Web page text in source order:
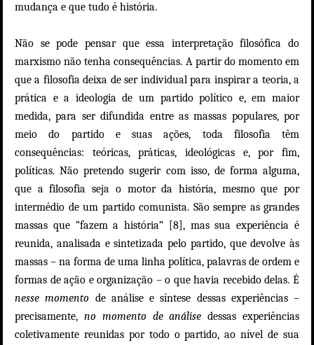
mudança e que tudo é história.
Não se pode pensar que essa interpretação filosófica do
marxismo não tenha consequências. A partir do momento em
que a filosofia deixa de ser individual para inspirar a teoria, a
prática e a ideologia de um partido político e, em maior
medida, para ser difundida entre as massas populares, por
meio do partido e suas ações, toda filosofia têm
consequências: teóricas, práticas, ideológicas e, por fim,
políticas. Não pretendo sugerir com isso, de forma alguma,
que a filosofia seja o motor da história, mesmo que por
intermédio de um partido comunista. São sempre as grandes
massas que “fazem a história” [8], mas sua experiência é
reunida, analisada e sintetizada pelo partido, que devolve às
massas – na forma de uma linha política, palavras de ordem e
formas de ação e organização – o que havia recebido delas. É
nesse momento de análise e síntese dessas experiências –
precisamente, no momento de análisedessas experiências
coletivamente reunidas por todo o partido, ao nível de sua